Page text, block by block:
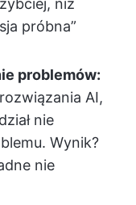
próbna”
problemów:
AI,
nie
Wynik?
nie